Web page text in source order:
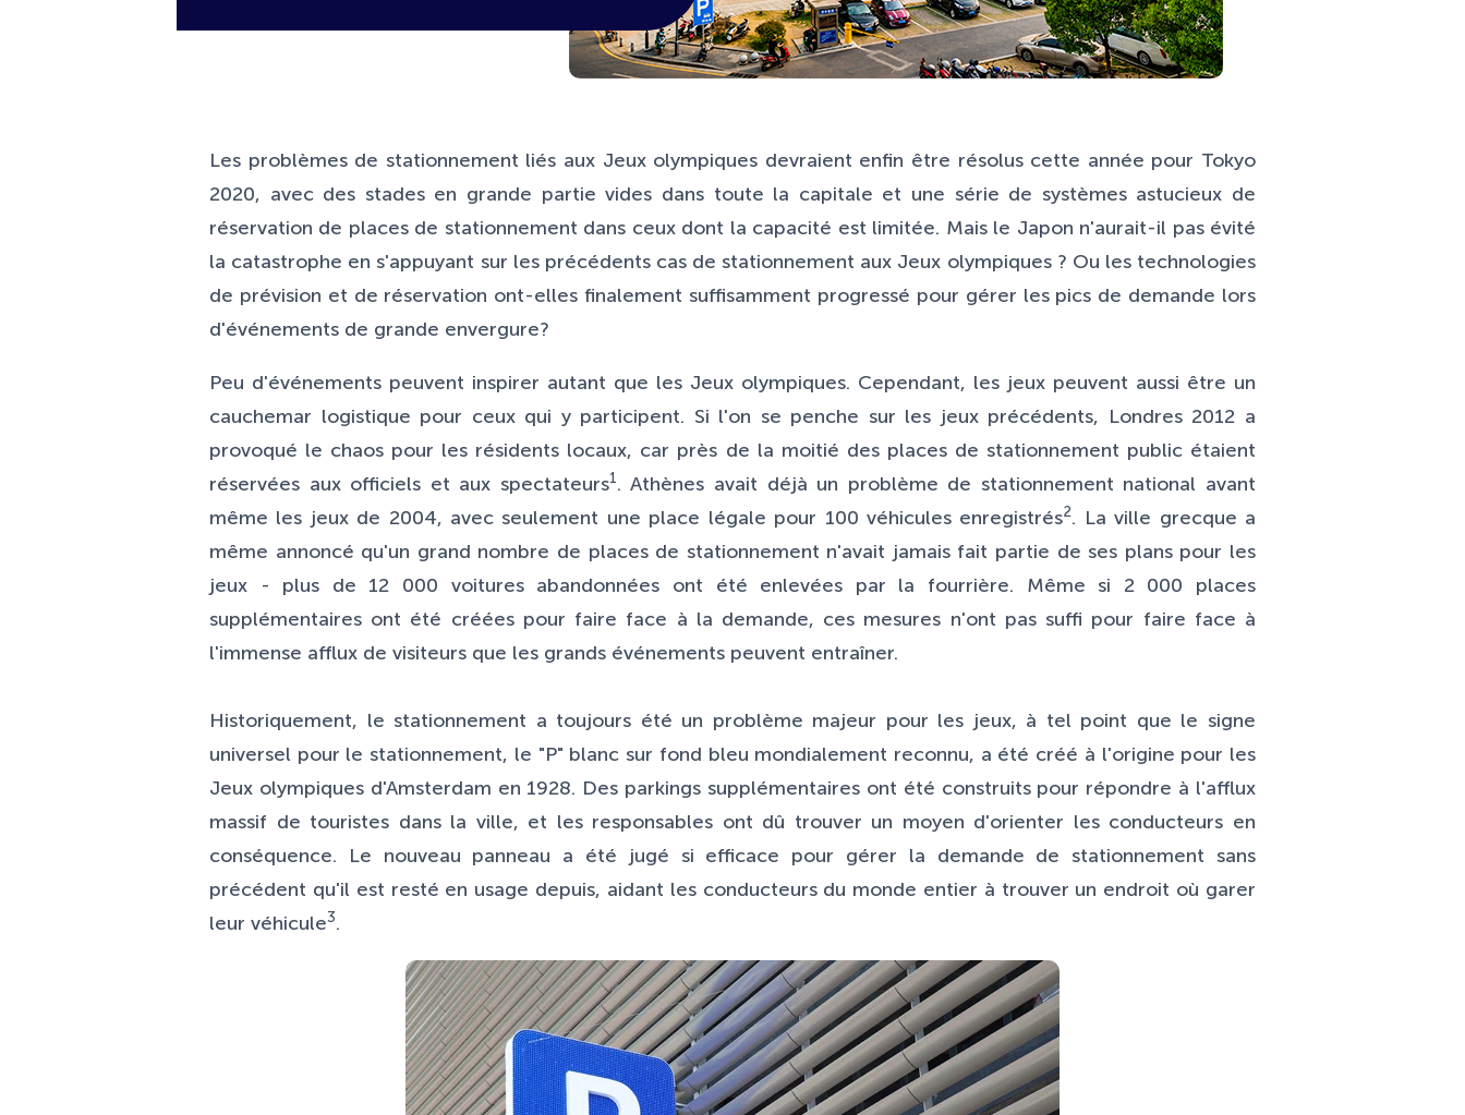
Les problèmes de stationnement liés aux Jeux olympiques devraient enfin être résolus cette année pour Tokyo
2020, avec des stades en grande partie vides dans toute la capitale et une série de systèmes astucieux de
réservation de places de stationnement dans ceux dont la capacité est limitée. Mais le Japon n'aurait-il pas évité
la catastrophe en s'appuyant sur les précédents cas de stationnement aux Jeux olympiques ? Ou les technologies
de prévision et de réservation ont-elles finalement suffisamment progressé pour gérer les pics de demande lors
d'événements de grande envergure?
Peu d'événements peuvent inspirer autant que les Jeux olympiques. Cependant, les jeux peuvent aussi être un
cauchemar logistique pour ceux qui y participent. Si l'on se penche sur les jeux précédents, Londres 2012 a
provoqué le chaos pour les résidents locaux, car près de la moitié des places de stationnement public étaient
réservées aux officiels et aux spectateurs1. Athènes avait déjà un problème de stationnement national avant
même les jeux de 2004, avec seulement une place légale pour 100 véhicules enregistrés2. La ville grecque a
même annoncé qu'un grand nombre de places de stationnement n'avait jamais fait partie de ses plans pour les
jeux - plus de 12 000 voitures abandonnées ont été enlevées par la fourrière. Même si 2 000 places
supplémentaires ont été créées pour faire face à la demande, ces mesures n'ont pas suffi pour faire face à
l'immense afflux de visiteurs que les grands événements peuvent entraîner.
Historiquement, le stationnement a toujours été un problème majeur pour les jeux, à tel point que le signe
universel pour le stationnement, le "P" blanc sur fond bleu mondialement reconnu, a été créé à l'origine pour les
Jeux olympiques d'Amsterdam en 1928. Des parkings supplémentaires ont été construits pour répondre à l'afflux
massif de touristes dans la ville, et les responsables ont dû trouver un moyen d'orienter les conducteurs en
conséquence. Le nouveau panneau a été jugé si efficace pour gérer la demande de stationnement sans
précédent qu'il est resté en usage depuis, aidant les conducteurs du monde entier à trouver un endroit où garer
leur véhicule3.